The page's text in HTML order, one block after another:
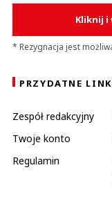
Kliknij i
* Rezygnacja jest
PRZYDATNE
Zespół redakcyjny
Twoje konto
Regulamin